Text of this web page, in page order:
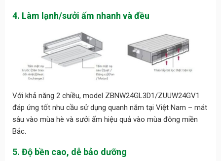
4. Làm lạnh/sưởi ấm nhanh và đều
Với khả năng 2 chiều, model ZBNW24GL3D1/ZUUW24GV1
đáp ứng tốt nhu cầu sử dụng quanh năm tại Việt Nam – mát
sâu vào mùa hè và sưởi ấm hiệu quả vào mùa đông miền
Bắc.
5. Độ bền cao, dễ bảo dưỡng